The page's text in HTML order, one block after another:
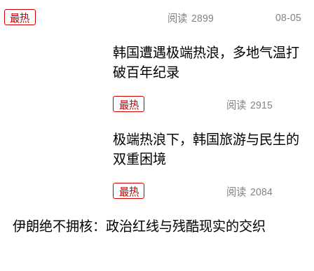
最热 阅读 2899 08-05
韩国遭遇极端热浪，多地气温打
破百年纪录
最热 阅读 2915
极端热浪下，韩国旅游与民生的
双重困境
最热 阅读 2084
伊朗绝不拥核：政治红线与残酷现实的交织